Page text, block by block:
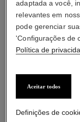
adaptada a você,
relevantes em
pode gerenciar
'Configurações de
Política de
Aceitar todos
Definições de